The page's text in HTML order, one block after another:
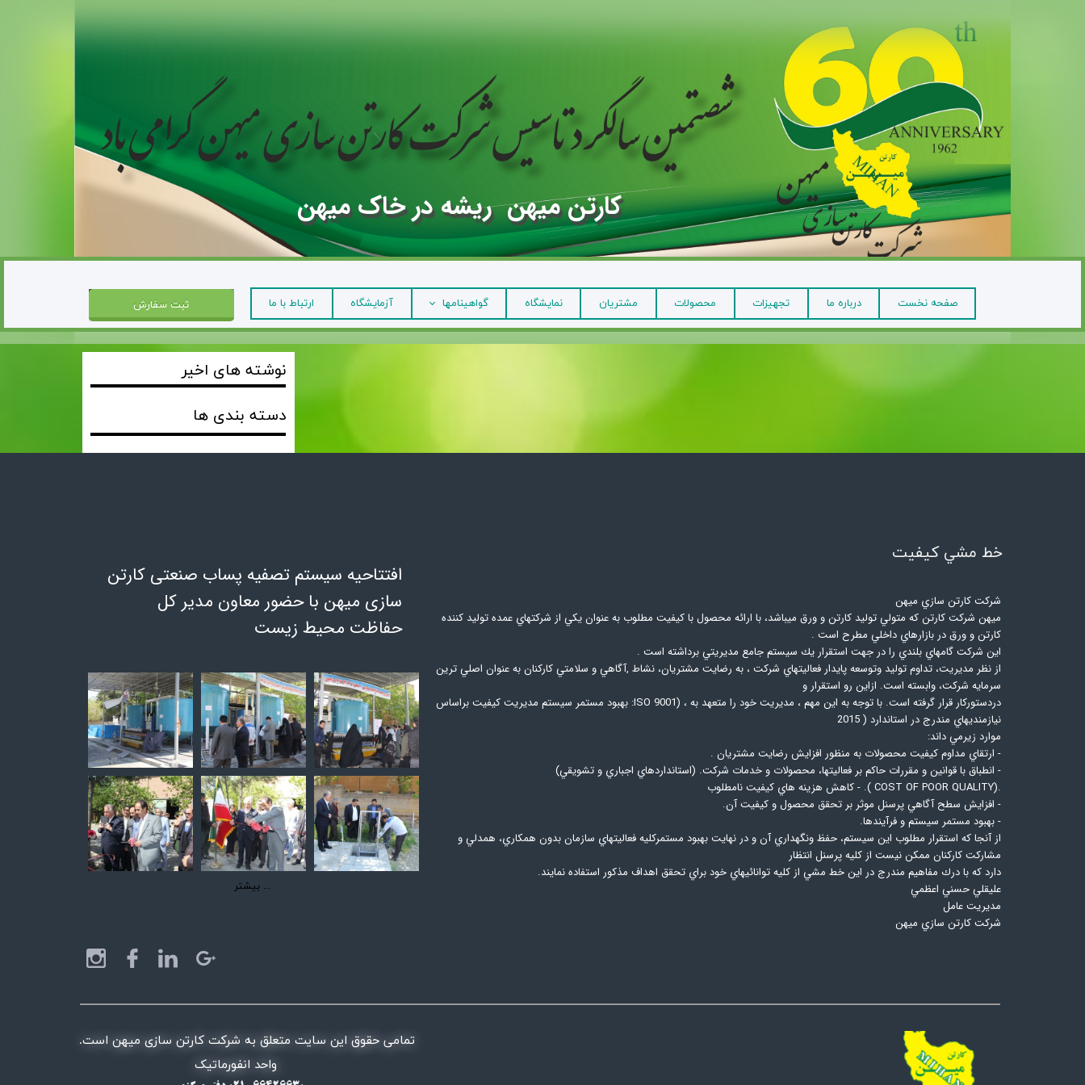
صفحه نخست درباره ما تجهیزات محصولات مشتریان نمایشگاه گواهینامها
خط مشي كيفيت
آزمایشگاه ارتباط با ما ثبت سفارش
کارتن میهن ریشه در خاک میهن
نوشته های اخیر
دسته بندی ها
خط مشي كيفيت​​​​​​​
شركت كارتن سازي ميهن
ميهن شركت كارتن كه متولي توليد كارتن و ورق ميباشد، با ارائه محصول با كيفيت مطلوب به عنوان يكي از شركتهاي عمده توليد كننده
كارتن و ورق در بازارهاي داخلي مطرح است .
اين شركت گامهاي بلندي را در جهت استقرار يك سيستم جامع مديريتي برداشته است .
از نظر مديريت، تداوم توليد وتوسعه پايدار فعاليتهاي شركت ، به رضايت مشتريان، نشاط ,آگاهي و سلامتي كاركنان به عنوان اصلي ترين
سرمايه شركت، وابسته است. ازاين رو استقرار و
دردستوركار قرار گرفته است. با توجه به اين مهم ، مديريت خود را متعهد به ، (ISO 9001: بهبود مستمر سيستم مديريت كيفيت براساس
نيازمنديهاي مندرج در استاندارد ( 2015
موارد زيرمي داند:
- ارتقاي مداوم كيفيت محصولات به منظور افزايش رضايت مشتريان .
- انطباق با قوانين و مقررات حاكم بر فعاليتها، محصولات و خدمات شركت. (استانداردهاي اجباري و تشويقي)
.(COST OF POOR QUALITY ). - كاهش هزينه هاي كيفيت نامطلوب
- افزايش سطح آگاهي پرسنل موثر بر تحقق محصول و كيفيت آن.
- بهبود مستمر سيستم و فرآيندها.
از آنجا كه استقرار مطلوب اين سيستم، حفظ ونگهداري آن و در نهايت بهبود مستمركليه فعاليتهاي سازمان بدون همكاري، همدلي و
مشاركت كاركنان ممكن نيست از كليه پرسنل انتظار
دارد كه با درك مفاهيم مندرج در اين خط مشي از كليه توانائيهاي خود براي تحقق اهداف مذكور استفاده نمايند.
عليقلي حسني اعظمي
مديريت عامل
شركت كارتن سازي ميهن
بیشتر ...
افتتاحیه سیستم تصفیه پساب صنعتی کارتن
سازی میهن با حضور معاون مدیر کل
حفاظت محیط زیست
تمامی حقوق این سایت متعلق به شرکت کارتن سازی میهن است.
​​​واحد انفورماتیک